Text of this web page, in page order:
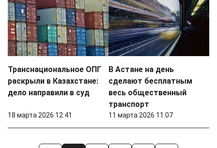
Транснациональное ОПГ
раскрыли в Казахстане:
дело направили в суд
18 марта 2026 12:41
В Астане на день
сделают бесплатным
весь общественный
транспорт
11 марта 2026 11:07